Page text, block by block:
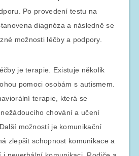
Po provedení testu na
diagnóza a následně se
možnosti léčby a podpory.
je terapie. Existuje několik
pomoci osobám s autismem.
terapie, která se
chování a učení
možností je komunikační
zlepšit schopnost komunikace a